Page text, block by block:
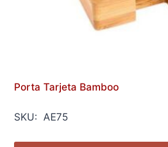
Porta Tarjeta Bamboo
SKU: AE75